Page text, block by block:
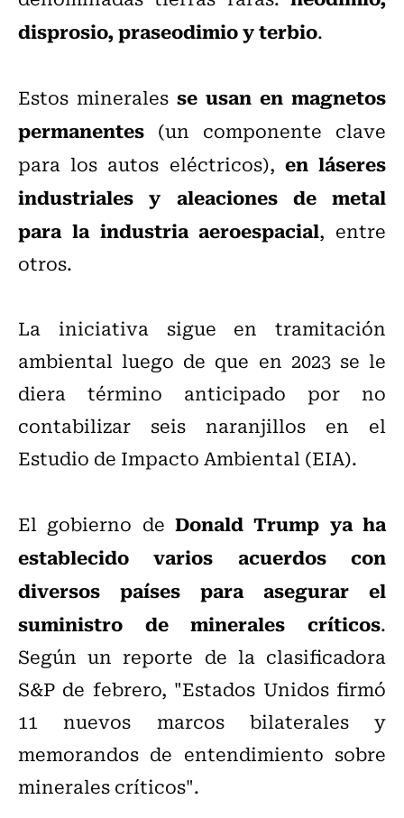
disprosio, praseodimio y terbio.
Estos minerales se usan en magnetos
permanentes (un componente clave
para los autos eléctricos), en láseres
industriales y aleaciones de metal
para la industria aeroespacial, entre
otros.
La iniciativa sigue en tramitación
ambiental luego de que en 2023 se le
diera término anticipado por no
contabilizar seis naranjillos en el
Estudio de Impacto Ambiental (EIA).
El gobierno de Donald Trump ya ha
establecido varios acuerdos con
diversos países para asegurar el
suministro de minerales críticos.
Según un reporte de la clasificadora
S&P de febrero, "Estados Unidos firmó
11 nuevos marcos bilaterales y
memorandos de entendimiento sobre
minerales críticos".